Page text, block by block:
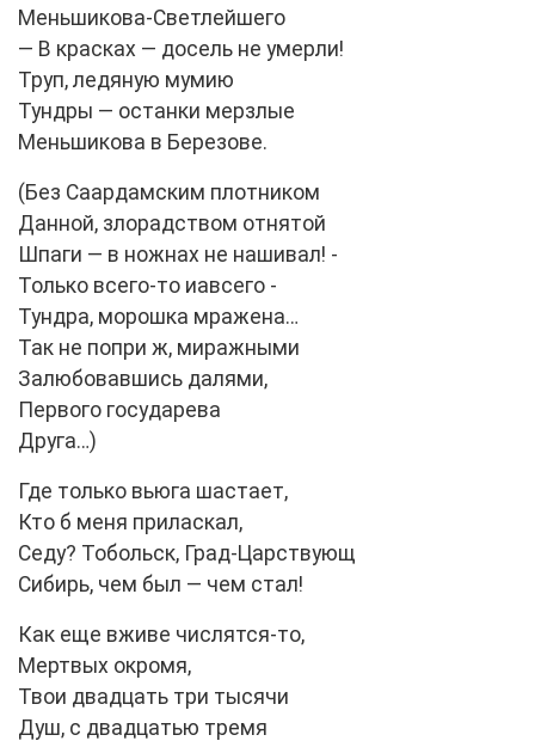
Меньшикова-Светлейшего
— В красках — досель не умерли!
Труп, ледяную мумию
Тундры — останки мерзлые
Меньшикова в Березове.
(Без Саардамским плотником
Данной, злорадством отнятой
Шпаги — в ножнах не нашивал! -
Только всего-то иавсего -
Тундра, морошка мражена…
Так не попри ж, миражными
Залюбовавшись далями,
Первого государева
Друга…)
Где только вьюга шастает,
Кто б меня приласкал,
Седу? Тобольск, Град-Царствующ
Сибирь, чем был — чем стал!
Как еще вживе числятся-то,
Мертвых окромя,
Твои двадцать три тысячи
Душ, с двадцатью тремя